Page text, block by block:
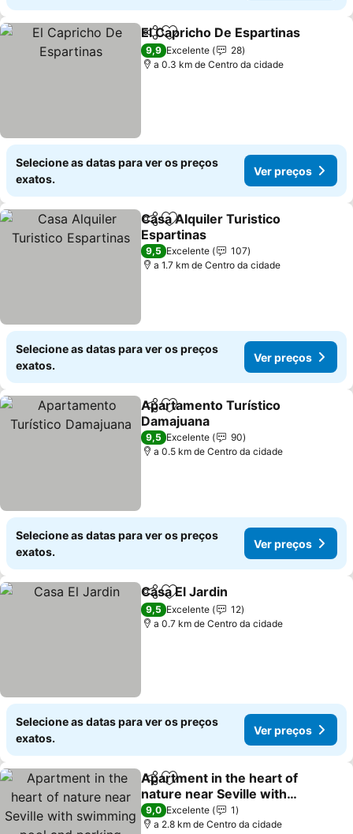
PartilharAdicionar aos favoritos
El Capricho De Espartinas
9,9 Excelente
28
a 0.3 km de Centro da cidade
Selecione as datas para ver os preços
exatos.
Ver preços
PartilharAdicionar aos favoritos
Casa Alquiler Turistico
Espartinas
Ver preços
9,5 Excelente
107
a 1.7 km de Centro da cidade
Selecione as datas para ver os preços
exatos.
Ver preços
PartilharAdicionar aos favoritos
Apartamento Turístico
Damajuana
Ver preços
9,5 Excelente
90
a 0.5 km de Centro da cidade
Selecione as datas para ver os preços
exatos.
Ver preços
PartilharAdicionar aos favoritos
Casa El Jardin
9,5 Excelente
12
a 0.7 km de Centro da cidade
Selecione as datas para ver os preços
exatos.
Ver preços
PartilharAdicionar aos favoritos
Apartment in the heart of
nature near Seville with
swimming pool and
parking
Ver preços
9,0 Excelente
1
a 2.8 km de Centro da cidade